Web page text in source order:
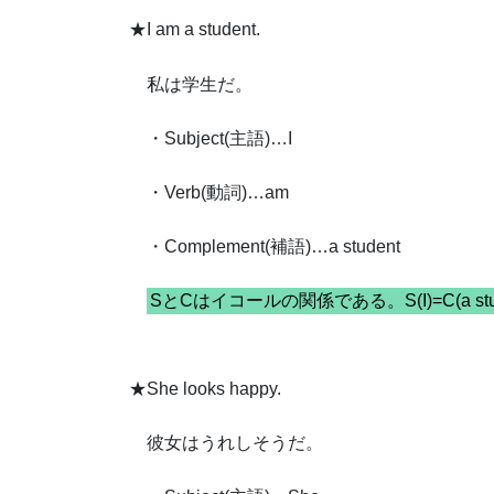
★I am a student.
私は学生だ。
・Subject(主語)…I
・Verb(動詞)…am
・Complement(補語)…a student
SとCはイコールの関係である。S(I)=C(a
★She looks happy.
彼女はうれしそうだ。